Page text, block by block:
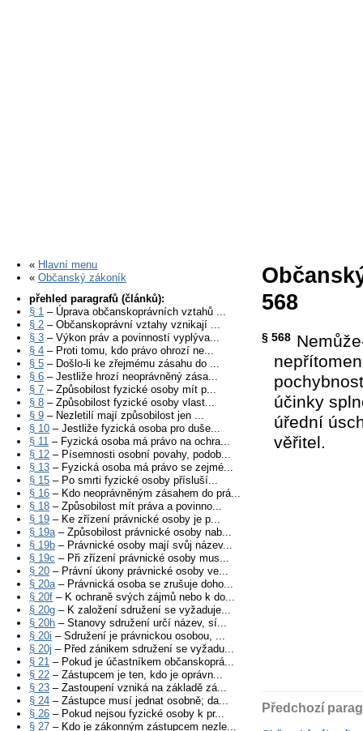
« Hlavní menu
« Občanský zákoník
přehled paragrafů (článků):
§ 1 – Úprava občanskoprávních vztahů ...
§ 2 – Občanskoprávní vztahy vznikají ...
§ 3 – Výkon práv a povinností vyplýva...
§ 4 – Proti tomu, kdo právo ohrozí ne...
§ 5 – Došlo-li ke zřejmému zásahu do ...
§ 6 – Jestliže hrozí neoprávněný zása...
§ 7 – Způsobilost fyzické osoby mít p...
§ 8 – Způsobilost fyzické osoby vlast...
§ 9 – Nezletilí mají způsobilost jen ...
§ 10 – Jestliže fyzická osoba pro duše...
§ 11 – Fyzická osoba má právo na ochra...
§ 12 – Písemnosti osobní povahy, podob...
§ 13 – Fyzická osoba má právo se zejmé...
§ 15 – Po smrti fyzické osoby přísluší...
§ 16 – Kdo neoprávněným zásahem do prá...
§ 18 – Způsobilost mít práva a povinno...
§ 19 – Ke zřízení právnické osoby je p...
§ 19a– Způsobilost právnické osoby nab...
§ 19b – Právnické osoby mají svůj název...
§ 19c – Při zřízení právnické osoby mus...
§ 20 – Právní úkony právnické osoby ve...
§ 20a– Právnická osoba se zrušuje doho...
§ 20f – K ochraně svých zájmů nebo k do...
§ 20g – K založení sdružení se vyžaduje...
§ 20h – Stanovy sdružení určí název, sí...
§ 20i – Sdružení je právnickou osobou, ...
§ 20j – Před zánikem sdružení se vyžadu...
§ 21 – Pokud je účastníkem občanskoprá...
§ 22 – Zástupcem je ten, kdo je oprávn...
§ 23 – Zastoupení vzniká na základě zá...
§ 24 – Zástupce musí jednat osobně; da...
§ 26 – Pokud nejsou fyzické osoby k pr...
§ 27 – Kdo je zákonným zástupcem nezle...
568
§ 568
účinky
úřední
věřitel.
Předchozí